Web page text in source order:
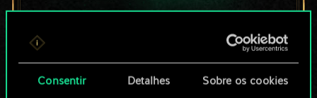
Consentir Detalhes Sobre os cookies
Por enquanto, isto é
apenas um conjunto